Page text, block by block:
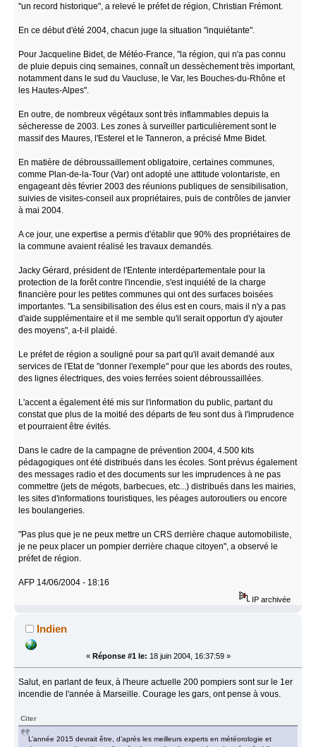
"un record historique", a relevé le préfet de région, Christian Frémont.
En ce début d'été 2004, chacun juge la situation "inquiétante".
Pour Jacqueline Bidet, de Météo-France, "la région, qui n'a pas connu
de pluie depuis cinq semaines, connaît un dessèchement très important,
notamment dans le sud du Vaucluse, le Var, les Bouches-du-Rhône et
les Hautes-Alpes".
En outre, de nombreux végétaux sont très inflammables depuis la
sécheresse de 2003. Les zones à surveiller particulièrement sont le
massif des Maures, l'Esterel et le Tanneron, a précisé Mme Bidet.
En matière de débroussaillement obligatoire, certaines communes,
comme Plan-de-la-Tour (Var) ont adopté une attitude volontariste, en
engageant dès février 2003 des réunions publiques de sensibilisation,
suivies de visites-conseil aux propriétaires, puis de contrôles de janvier
à mai 2004.
A ce jour, une expertise a permis d'établir que 90% des propriétaires de
la commune avaient réalisé les travaux demandés.
Jacky Gérard, président de l'Entente interdépartementale pour la
protection de la forêt contre l'incendie, s'est inquiété de la charge
financière pour les petites communes qui ont des surfaces boisées
importantes. "La sensibilisation des élus est en cours, mais il n'y a pas
d'aide supplémentaire et il me semble qu'il serait opportun d'y ajouter
des moyens", a-t-il plaidé.
Le préfet de région a souligné pour sa part qu'il avait demandé aux
services de l'Etat de "donner l'exemple" pour que les abords des routes,
des lignes électriques, des voies ferrées soient débroussaillées.
L'accent a également été mis sur l'information du public, partant du
constat que plus de la moitié des départs de feu sont dus à l'imprudence
et pourraient être évités.
Dans le cadre de la campagne de prévention 2004, 4.500 kits
pédagogiques ont été distribués dans les écoles. Sont prévus également
des messages radio et des documents sur les imprudences à ne pas
commettre (jets de mégots, barbecues, etc...) distribués dans les mairies,
les sites d'informations touristiques, les péages autoroutiers ou encore
les boulangeries.
"Pas plus que je ne peux mettre un CRS derrière chaque automobiliste,
je ne peux placer un pompier derrière chaque citoyen", a observé le
préfet de région.
AFP 14/06/2004 - 18:16
IP archivée
Indien
« Réponse #1 le: 18 juin 2004, 16:37:59 »
Salut, en parlant de feux, à l'heure actuelle 200 pompiers sont sur le 1er
incendie de l'année à Marseille. Courage les gars, ont pense à vous.
Citer
L’année 2015 devrait être, d’après les meilleurs experts en météorologie et